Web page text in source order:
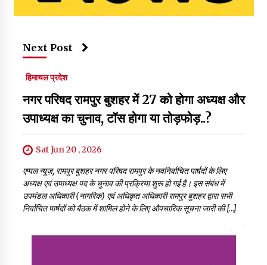
Next Post
हिमाचल प्रदेश
नगर परिषद रामपुर बुशहर में 27 को होगा अध्यक्ष और
उपाध्यक्ष का चुनाव, टॉस होगा या तोड़फोड़..?
Sat Jun 20 , 2026
एप्पल न्यूज़, रामपुर बुशहर नगर परिषद रामपुर के नवनिर्वाचित पार्षदों के लिए
अध्यक्ष एवं उपाध्यक्ष पद के चुनाव की प्रक्रिया शुरू हो गई है। इस संबंध में
उपमंडल अधिकारी (नागरिक) एवं अधिकृत अधिकारी रामपुर बुशहर द्वारा सभी
निर्वाचित पार्षदों को बैठक में शामिल होने के लिए औपचारिक सूचना जारी की […]